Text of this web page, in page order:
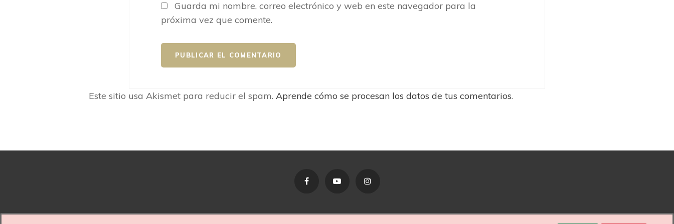
Guarda mi nombre, correo electrónico y web en este navegador para la
próxima vez que comente.
Este sitio usa Akismet para reducir el spam. Aprende cómo se procesan los datos de tus comentarios.